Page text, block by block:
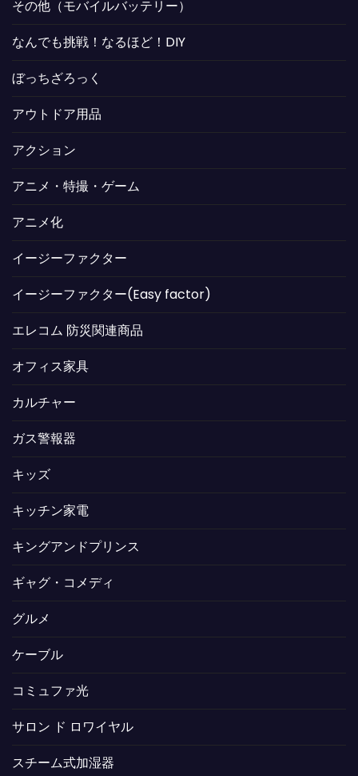
その他（モバイルバッテリー）
なんでも挑戦！なるほど！DIY
ぼっちざろっく
アウトドア用品
アクション
アニメ・特撮・ゲーム
アニメ化
イージーファクター
イージーファクター(Easy factor)
エレコム 防災関連商品
オフィス家具
カルチャー
ガス警報器
キッズ
キッチン家電
キングアンドプリンス
ギャグ・コメディ
グルメ
ケーブル
コミュファ光
サロン ド ロワイヤル
スチーム式加湿器